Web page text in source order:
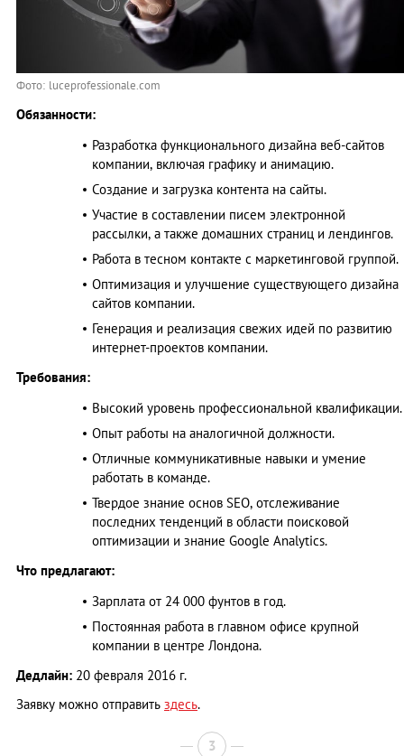
Фото: luceprofessionale.com
Обязанности:
Разработка функционального дизайна веб-сайтов
компании, включая графику и анимацию.
Создание и загрузка контента на сайты.
Участие в составлении писем электронной
рассылки, а также домашних страниц и лендингов.
Работа в тесном контакте с маркетинговой группой.
Оптимизация и улучшение существующего дизайна
сайтов компании.
Генерация и реализация свежих идей по развитию
интернет-проектов компании.
Требования:
Высокий уровень профессиональной квалификации.
Опыт работы на аналогичной должности.
Отличные коммуникативные навыки и умение
работать в команде.
Твердое знание основ SЕО, отслеживание
последних тенденций в области поисковой
оптимизации и знание Google Analytics.
Что предлагают:
Зарплата от 24 000 фунтов в год.
Постоянная работа в главном офисе крупной
компании в центре Лондона.
Дедлайн: 20 февраля 2016 г.
Заявку можно отправить здесь.
3